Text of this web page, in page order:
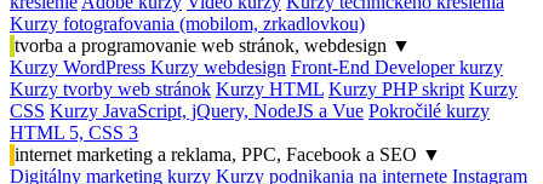
Kurzy fotografovania (mobilom, zrkadlovkou)
tvorba a programovanie web stránok, webdesign ▼
Kurzy WordPress Kurzy webdesign Front-End Developer kurzy
Kurzy tvorby web stránok Kurzy HTML Kurzy PHP skript Kurzy
CSS Kurzy JavaScript, jQuery, NodeJS a Vue Pokročilé kurzy
HTML 5, CSS 3
internet marketing a reklama, PPC, Facebook a SEO ▼
Digitálny marketing kurzy Kurzy podnikania na internete Instagram